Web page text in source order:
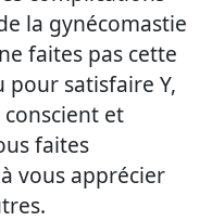
la gynécomastie
faites pas cette
satisfaire Y,
et
faites
vous apprécier